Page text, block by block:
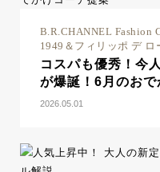
B.R.CHANNEL Fashion
1949＆フィリッポ デ ロ
コスパも優秀！今
が爆誕！6月のお
2026.05.01